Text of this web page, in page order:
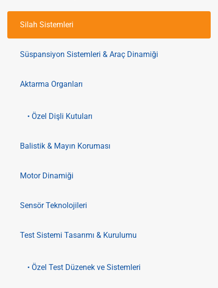
Silah Sistemleri
Süspansiyon Sistemleri & Araç Dinamiği
Aktarma Organları
• Özel Dişli Kutuları
Balistik & Mayın Koruması
Motor Dinamiği
Sensör Teknolojileri
Test Sistemi Tasarımı & Kurulumu
• Özel Test Düzenek ve Sistemleri